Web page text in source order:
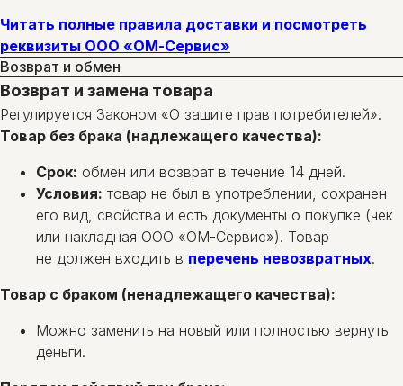
Читать полные правила доставки и посмотреть
реквизиты ООО «ОМ-Сервис»
Возврат и обмен
Возврат и замена товара
Регулируется Законом «О защите прав потребителей».
Товар без брака (надлежащего качества):
Срок: обмен или возврат в течение 14 дней.
Условия: товар не был в употреблении, сохранен
его вид, свойства и есть документы о покупке (чек
или накладная ООО «ОМ-Сервис»). Товар
не должен входить в перечень невозвратных.
Товар с браком (ненадлежащего качества):
Можно заменить на новый или полностью вернуть
деньги.